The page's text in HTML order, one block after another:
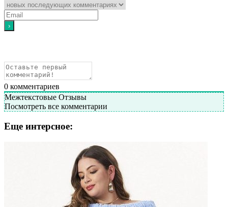
0 комментариев
Межтекстовые Отзывы
Посмотреть все комментарии
Еще интерсное: